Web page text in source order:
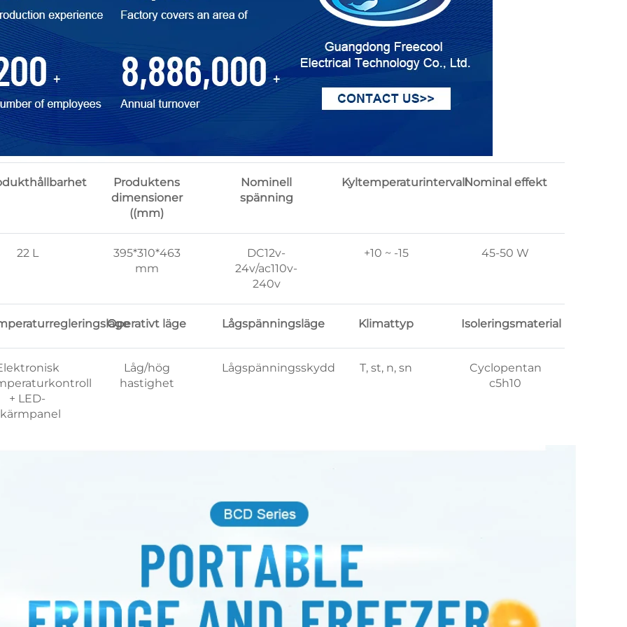
Produktens
dimensioner
((mm)
Nominell
spänning
KyltemperaturintervallNominal effekt
22 L
395*310*463
mm
DC12v-
24v/ac110v-
240v
+10 ~ -15 45-50 W
Operativt läge Lågspänningsläge Klimattyp Isoleringsmaterial
+ LED-
Låg/hög
hastighet
Lågspänningsskydd T, st, n, sn
Cyclopentan
c5h10